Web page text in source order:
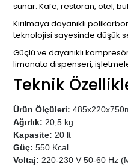
sunar. Kafe, restoran, otel,
Kırılmaya dayanıklı
teknolojisi sayesinde düşük
Güçlü ve dayanıklı
limonata dispenseri,
Teknik
Ürün Ölçüleri:
Ağırlık: 20,5 kg
Kapasite: 20 lt
Güç: 550 Kcal
Voltaj: 220-230 V 50-60 Hz